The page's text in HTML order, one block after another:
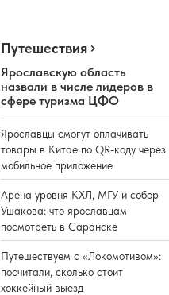
Путешествия
Ярославскую область
назвали в числе лидеров в
сфере туризма ЦФО
Ярославцы смогут оплачивать
товары в Китае по QR-коду через
мобильное приложение
Арена уровня КХЛ, МГУ и собор
Ушакова: что ярославцам
посмотреть в Саранске
Путешествуем с «Локомотивом»:
посчитали, сколько стоит
хоккейный выезд